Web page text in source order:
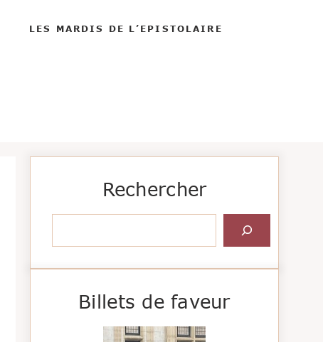
LES MARDIS DE L’EPISTOLAIRE
Rechercher
Billets de faveur